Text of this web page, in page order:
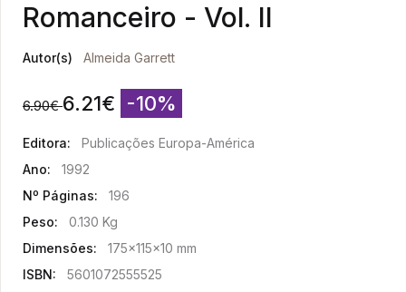
Romanceiro - Vol. II
Autor(s) Almeida Garrett
6.90€ 6.21€ -10%
Editora:
Publicações Europa-América
Ano:
1992
Nº Páginas:
196
Peso:
0.130 Kg
Dimensões:
175x115x10 mm
ISBN:
5601072555525